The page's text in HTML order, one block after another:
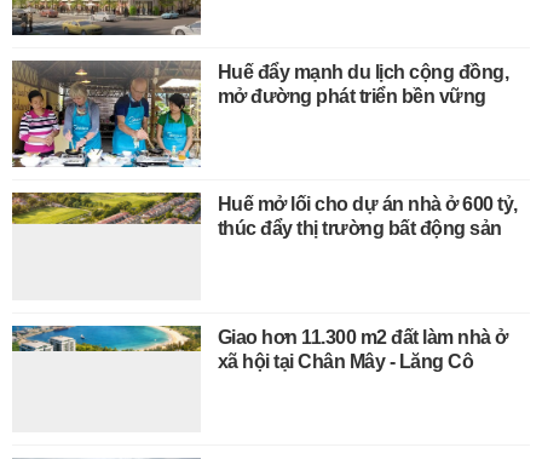
Huế đẩy mạnh du lịch cộng đồng,
mở đường phát triển bền vững
Huế mở lối cho dự án nhà ở 600 tỷ,
thúc đẩy thị trường bất động sản
Giao hơn 11.300 m2 đất làm nhà ở
xã hội tại Chân Mây - Lăng Cô